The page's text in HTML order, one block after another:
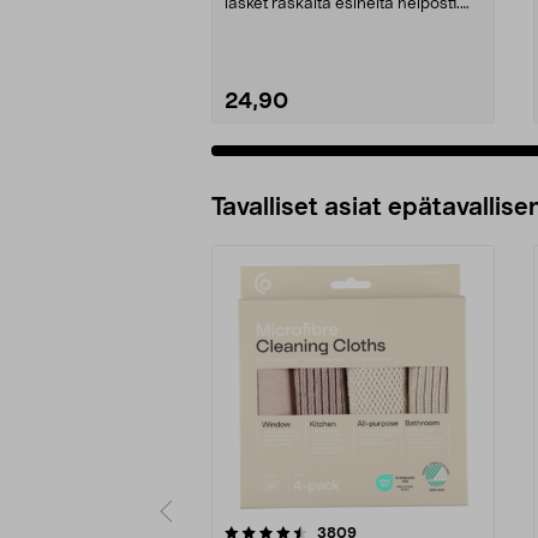
lasket raskaita esineitä helposti.
24,90
Tavalliset asiat
3809arvostelut
4.5viidestä